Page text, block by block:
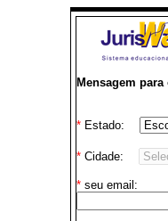
Mensagem
*Estado:
*Cidade:
*seu email: